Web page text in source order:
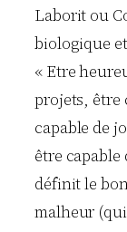
Laborit ou
biologique
« Etre
projets, être
capable de
être capable
définit le
malheur (qui